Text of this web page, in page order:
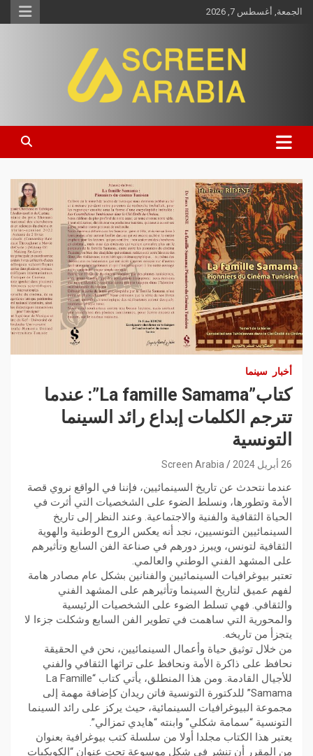
الجمعة, أغسطس 7, 2026
Screen Arabia
أخبار سينما
كتاب”La famille Samama”: عندما
تترجم الكلمات إبداع رائد السينما
التونسية
26 أبريل 2024 Screen Arabia
عندما نتحدث عن تاريخ السينمائيين، فإننا في الواقع نروي قصة
الأمة وتطورها، ونسلط الضوء على الشخصيات التي أثرت في
الحياة الثقافية والفنية والاجتماعية. وعند النظر إلى تاريخ
السينمائيين التونسيين، نجد أنه يعكس الروح الوطنية والهوية
الثقافية لتونس، ويبرز دورهم في صناعة الفن السابع وتأثيرهم
على المشهد الفني الوطني والعالمي.
تعتبر بيوغرافيات السينمائيين والفنانين بشكل عام مصادر هامة
لفهم عميق لتاريخ السينما وتأثيرهم على المشهد الفني
والثقافي. فهي تسلط الضوء على الشخصيات الرئيسية
والمحورية التي ساهمت في تطوير الفن السابع وشكلت جزءا لا
يتجزأ من تاريخه.
من خلال توثيق حياة وأعمال السينمائيين، نحن في الحقيقة
نحافظ على ذاكرة الأمة ونحافظ على تراثها الثقافي والفني
للأجيال القادمة. ومن هذا المنطلق، يأتي كتاب “La Famille
Samama” للدكتورة التونسية فاتن ريدان كإضافة مهمة إلى
مجموعة البيوغرافيات السينمائية، حيث يركز على رائد السينما
التونسية “سمامة شكلي” وابنته “هايدي تمزالي”.
يعتبر هذا الكتاب مجلدا أولا من سلسلة كتب بيوغرافية بعنوان
من المقرر أن تنشر في شكل موسوعة تحت عنوان “الكويكبات